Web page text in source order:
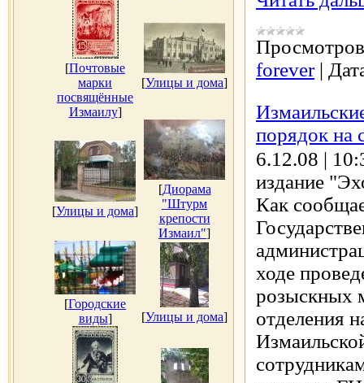
[Почтовые
марки
посвящённые
Измаилу]
[Улицы и дома]
[Улицы и дома]
[Диорама
"Штурм
крепости
Измаил"]
[Городские
виды] [Улицы и дома]
forever |
порядок на
6.12.08 |
издание
Как
ходе
розыскных
отделения